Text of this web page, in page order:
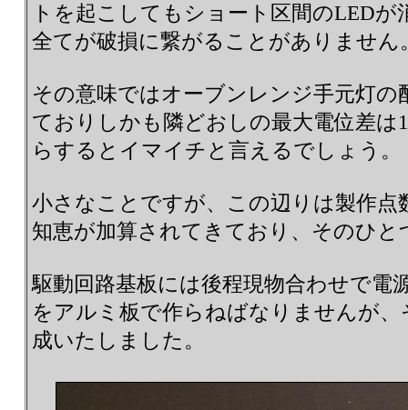
トを起こしてもショート区間のLED
全てが破損に繋がることがありません
その意味ではオーブンレンジ手元灯の
ておりしかも隣どおしの最大電位差は
らするとイマイチと言えるでしょう。
小さなことですが、この辺りは製作
知恵が加算されてきており、そのひと
駆動回路基板には後程現物合わせで電
をアルミ板で作らねばなりませんが
成いたしました。